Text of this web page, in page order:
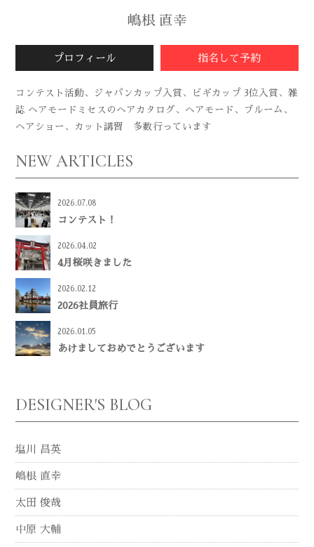
嶋根 直幸
プロフィール 指名して予約
コンテスト活動、ジャパンカップ入賞、ビギカップ 3位入賞、雑
誌 ヘアモードミセスのヘアカタログ、ヘアモード、ブルーム、
ヘアショー、カット講習 多数行っています
NEW ARTICLES
2026.07.08
コンテスト！
2026.04.02
4月桜咲きました
2026.02.12
2026社員旅行
2026.01.05
あけましておめでとうございます
DESIGNER'S BLOG
塩川 昌英
嶋根 直幸
太田 俊哉
中原 大輔